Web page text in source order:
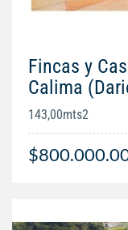
Fincas y
Calima
143,00mts2